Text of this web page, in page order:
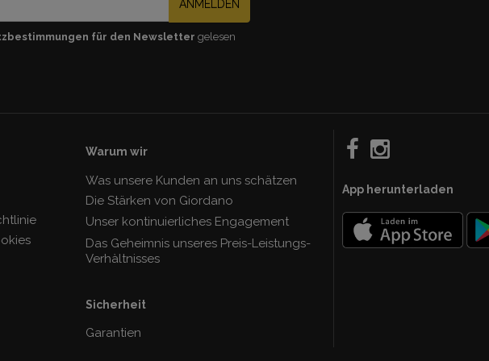
ANMELDEN
für den Newsletter gelesen
Warum wir
Was unsere Kunden an uns schätzen
Die Stärken von Giordano
Unser kontinuierliches Engagement
Das Geheimnis unseres Preis-Leistungs-
Verhàltnisses
Sicherheit
Garantien
App herunterladen